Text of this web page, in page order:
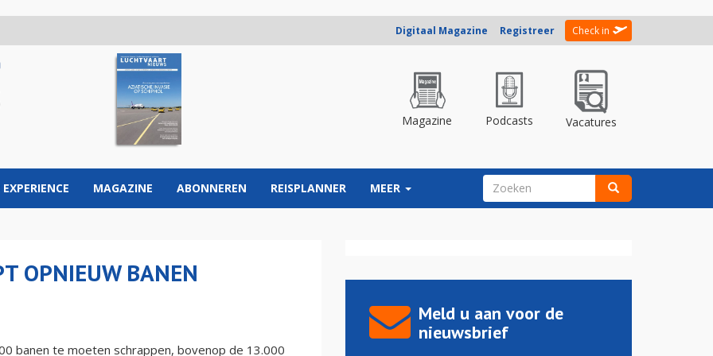
Digitaal Magazine Registreer Check in
Magazine Podcasts Vacatures
EXPERIENCE MAGAZINE ABONNEREN REISPLANNER MEER ZOEKVELD
OPNIEUW BANEN
banen te moeten schrappen, bovenop de 13.000
Meld u aan voor de
nieuwsbrief